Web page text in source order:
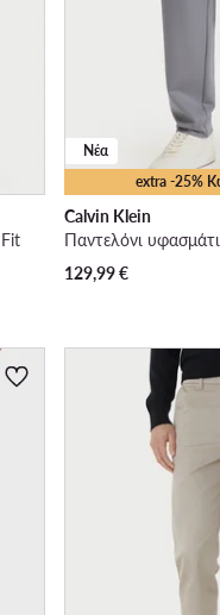
extra -25%
Νέα
Calvin Klein
Παντελόνι
129,99€